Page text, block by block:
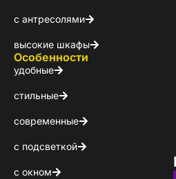
с антресолями
высокие шкафы
Особенности
удобные
стильные
современные
с подсветкой
с окном